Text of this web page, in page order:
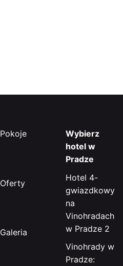
Pokoje
Oferty
Galeria
Wybierz
hotel w
Pradze
Hotel 4-
gwiazdkowy
na
Vinohradach
w Pradze 2
Vinohrady w
Pradze: